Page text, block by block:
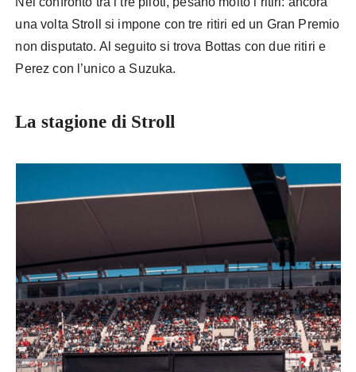
una volta Stroll si impone con tre ritiri ed un Gran Premio
non disputato. Al seguito si trova Bottas con due ritiri e
Perez con l’unico a Suzuka.
La stagione di Stroll